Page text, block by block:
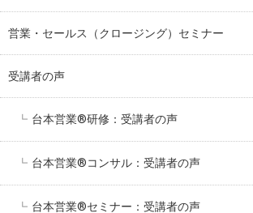
営業・セールス（クロージング）セミナー
受講者の声
台本営業®︎研修：受講者の声
台本営業®︎コンサル：受講者の声
台本営業®︎セミナー：受講者の声